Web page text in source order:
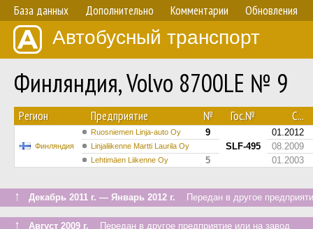
База данных Дополнительно Комментарии Обновления
Автобусный транспорт
Финляндия, Volvo 8700LE № 9
Регион Предприятие № Гос.№ С...
Финляндия
Ruosniemen Linja-auto Oy
9
SLF-495
01.2012
Linjaliikenne Martti Laurila Oy 08.2009
Lehtimäen Liikenne Oy 5 01.2003
↑ Декабрь 2011 г. — Январь 2012 г. Передан в другое
↑ Август 2009 г. Передан в другое предприятие или на завод